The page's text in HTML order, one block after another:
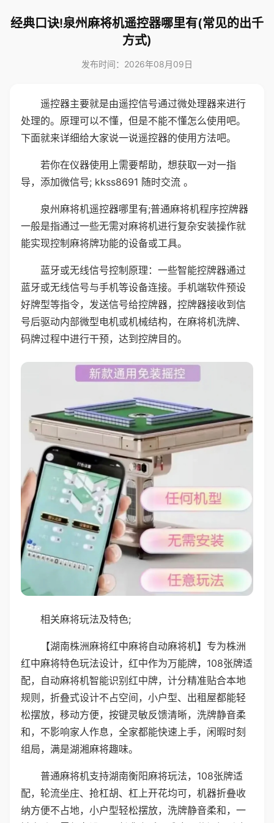
经典口诀!泉州麻将机遥控器哪里有(常见的出千
方式)
发布时间：2026年08月09日
遥控器主要就是由遥控信号通过微处理器来进行
处理的。原理可以不懂，但是不能不懂怎么使用吧。
下面就来详细给大家说一说遥控器的使用方法吧。
若你在仪器使用上需要帮助，想获取一对一指
导，添加微信号; kkss8691 随时交流 。
泉州麻将机遥控器哪里有;普通麻将机程序控牌器
一般是指通过一些无需对麻将机进行复杂安装操作就
能实现控制麻将牌功能的设备或工具。
蓝牙或无线信号控制原理：一些智能控牌器通过
蓝牙或无线信号与手机等设备连接。手机端软件预设
好牌型等指令，发送信号给控牌器，控牌器接收到信
号后驱动内部微型电机或机械结构，在麻将机洗牌、
码牌过程中进行干预，达到控牌目的。
相关麻将玩法及特色;
【湖南株洲麻将红中麻将自动麻将机】专为株洲
红中麻将特色玩法设计，红中作为万能牌，108张牌适
配，自动麻将机智能识别红中牌，计分精准贴合本地
规则，折叠式设计不占空间，小户型、出租屋都能轻
松摆放，移动方便，按键灵敏反馈清晰，洗牌静音柔
和，不影响家人作息，全家都能快速上手，闲暇时刻
组局，满是湖湘麻将趣味。
普通麻将机支持湖南衡阳麻将玩法，108张牌适
配，轮流坐庄、抢杠胡、杠上开花均可，机器折叠收
纳方便不占地，小户型轻松摆放，洗牌静音柔和，一